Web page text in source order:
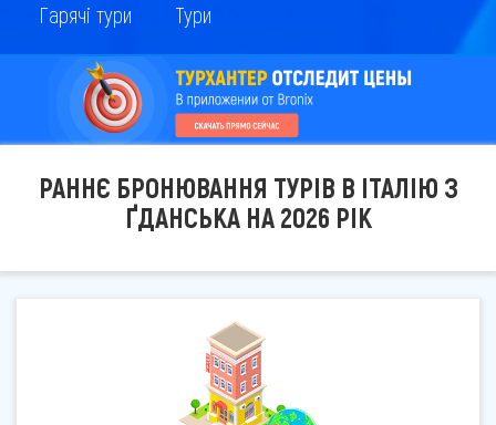
Гарячі тури Тури
РАННЄ БРОНЮВАННЯ ТУРІВ В ІТАЛІЮ З
ҐДАНСЬКА НА 2026 РІК